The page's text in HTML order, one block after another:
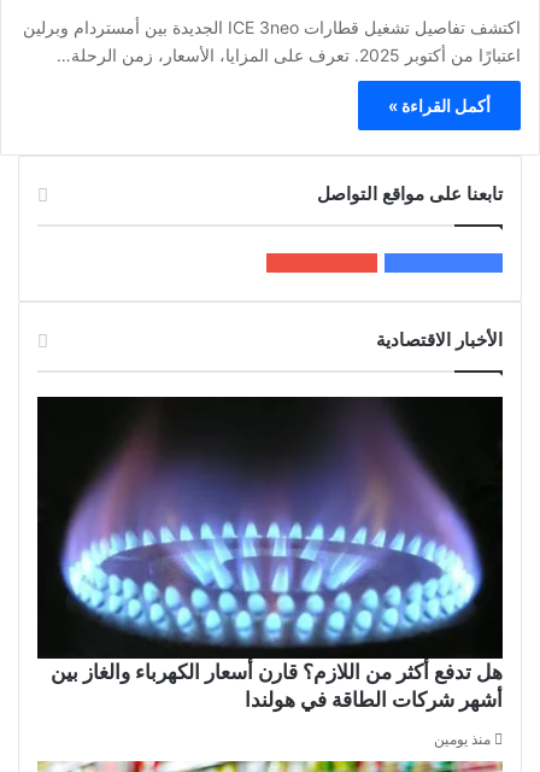
اكتشف تفاصيل تشغيل قطارات ICE 3neo الجديدة بين أمستردام وبرلين
اعتبارًا من أكتوبر 2025. تعرف على المزايا، الأسعار، زمن الرحلة…
أكمل القراءة »
تابعنا على مواقع التواصل
الأخبار الاقتصادية
هل تدفع أكثر من اللازم؟ قارن أسعار الكهرباء والغاز بين
أشهر شركات الطاقة في هولندا
منذ يومين